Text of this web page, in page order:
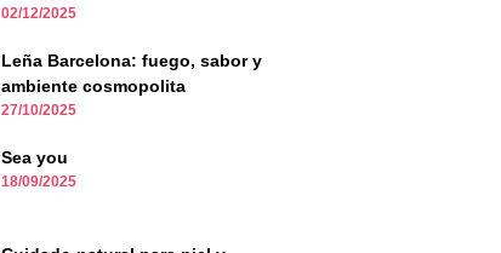
02/12/2025
Leña Barcelona: fuego, sabor y
ambiente cosmopolita
27/10/2025
Sea you
18/09/2025